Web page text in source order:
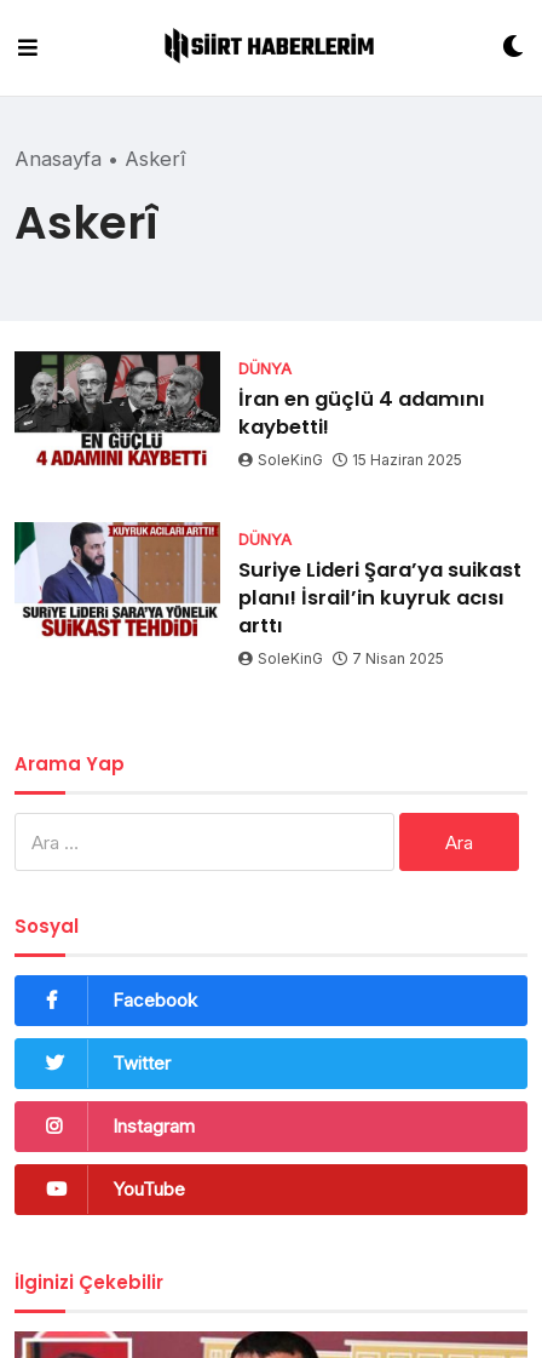
content
Anasayfa • Askerî
Askerî
DÜNYA
İran en güçlü 4 adamını
kaybetti!
SoleKinG 15 Haziran 2025
DÜNYA
Suriye Lideri Şara’ya suikast
planı! İsrail’in kuyruk acısı
arttı
SoleKinG 7 Nisan 2025
Arama Yap
Sosyal
Facebook
Twitter
Instagram
YouTube
İlginizi Çekebilir